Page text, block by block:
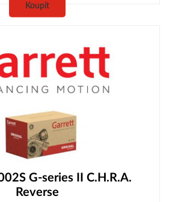
Koupit
G-series II C.H.R.A.
Reverse